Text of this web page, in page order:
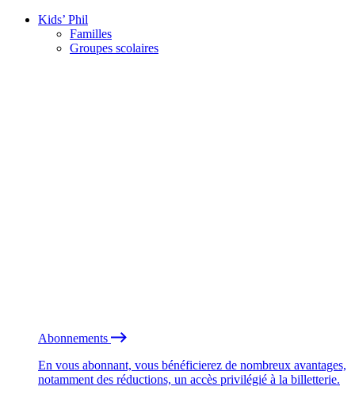
Kids’ Phil
Familles
Groupes scolaires
Abonnements
En vous abonnant, vous bénéficierez de nombreux avantages,
notamment des réductions, un accès privilégié à la billetterie.